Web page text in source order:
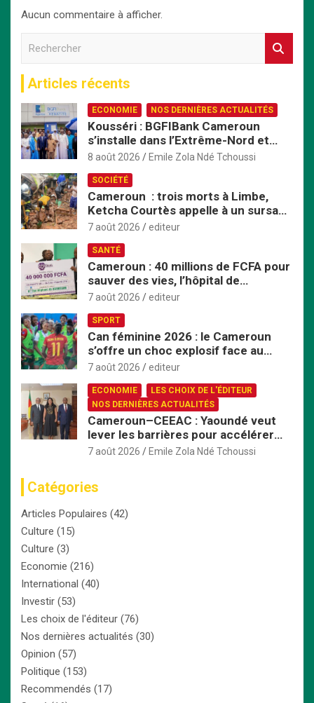
Aucun commentaire à afficher.
r
c
h
e
r
Articles récents
ECONOMIE NOS DERNIÈRES ACTUALITÉS
Kousséri : BGFIBank Cameroun
s’installe dans l’Extrême-Nord et
mise sur le développement local
8 août 2026 Emile Zola Ndé Tchoussi
SOCIÉTÉ
Cameroun : trois morts à Limbe,
Ketcha Courtès appelle à un sursaut
face aux inondations
7 août 2026 editeur
SANTÉ
Cameroun : 40 millions de FCFA pour
sauver des vies, l’hôpital de
Bafoussam renforce son centre
7 août 2026 editeur
SPORT
Can féminine 2026 : le Cameroun
s’offre un choc explosif face au
Nigeria en quart de finale
7 août 2026 editeur
ECONOMIE
LES CHOIX DE L'ÉDITEUR
NOS DERNIÈRES ACTUALITÉS
Cameroun–CEEAC : Yaoundé veut
lever les barrières pour accélérer
l’intégration économique
7 août 2026 Emile Zola Ndé Tchoussi
Catégories
Articles Populaires (42)
Culture (15)
Culture (3)
Economie (216)
International (40)
Investir (53)
Les choix de l'éditeur (76)
Nos dernières actualités (30)
Opinion (57)
Politique (153)
Recommendés (17)